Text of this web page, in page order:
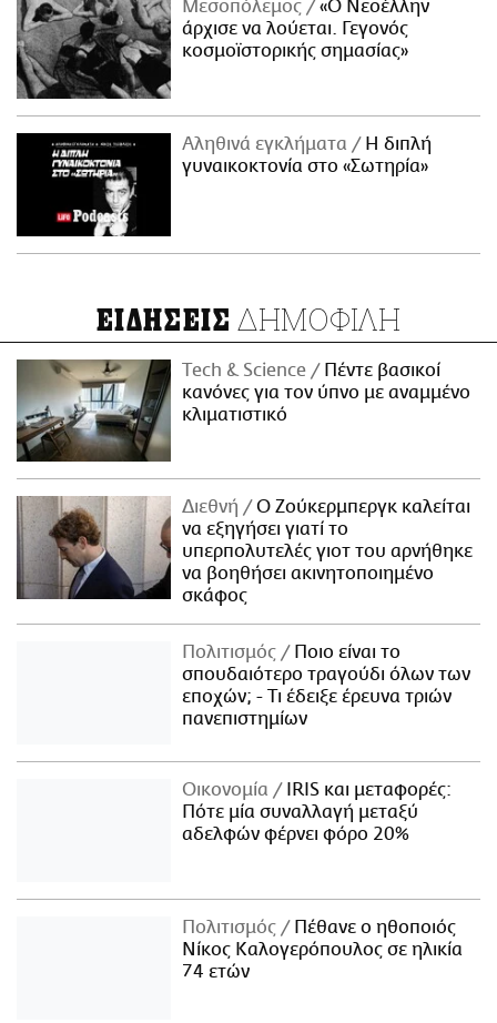
Μεσοπόλεμος
«Ο Νεοέλλην
άρχισε να λούεται. Γεγονός
κοσμοϊστορικής σημασίας»
Αληθινά εγκλήματα
Η διπλή
γυναικοκτονία στο «Σωτηρία»
ΕΙΔΗΣΕΙΣ ΔΗΜΟΦΙΛΗ
Τech & Science
Πέντε βασικοί
κανόνες για τον ύπνο με αναμμένο
κλιματιστικό
Διεθνή
Ο Ζούκερμπεργκ καλείται
να εξηγήσει γιατί το
υπερπολυτελές γιοτ του αρνήθηκε
να βοηθήσει ακινητοποιημένο
σκάφος
Πολιτισμός
Ποιο είναι το
σπουδαιότερο τραγούδι όλων των
εποχών; - Τι έδειξε έρευνα τριών
πανεπιστημίων
Οικονομία
IRIS και μεταφορές:
Πότε μία συναλλαγή μεταξύ
αδελφών φέρνει φόρο 20%
Πολιτισμός
Πέθανε ο ηθοποιός
Νίκος Καλογερόπουλος σε ηλικία
74 ετών